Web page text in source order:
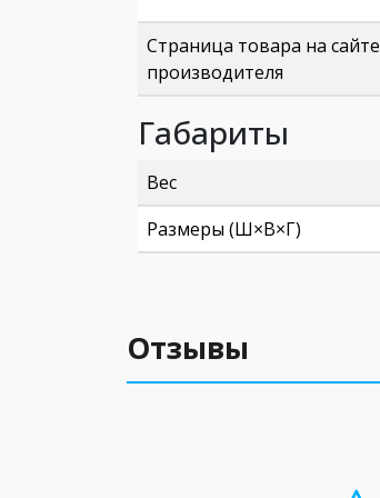
Страница товара на сайте
производителя
Габариты
Вес
Размеры (Ш×В×Г)
Отзывы